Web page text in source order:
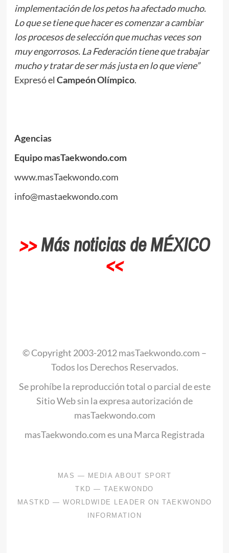
implementación de los petos ha afectado mucho.
Lo que se tiene que hacer es comenzar a cambiar
los procesos de selección que muchas veces son
muy engorrosos. La Federación tiene que trabajar
mucho y tratar de ser más justa en lo que viene”
Expresó el Campeón Olímpico.
Agencias
Equipo masTaekwondo.com
www.masTaekwondo.com
info@mastaekwondo.com
>>Más noticias de MÉXICO
<<
© Copyright 2003-2012 masTaekwondo.com –
Todos los Derechos Reservados.
Se prohíbe la reproducción total o parcial de este
Sitio Web sin la expresa autorización de
masTaekwondo.com
masTaekwondo.com es una Marca Registrada